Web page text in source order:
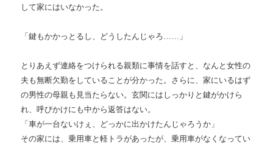
して家にはいなかった。
「鍵もかかっとるし、どうしたんじゃろ……」
とりあえず連絡をつけられる親類に事情を話すと、なんと女性の
夫も無断欠勤をしていることが分かった。さらに、家にいるはず
の男性の母親も見当たらない。玄関にはしっかりと鍵がかけら
れ、呼びかけにも中から返答はない。
「車が一台ないけぇ、どっかに出かけたんじゃろうか」
その家には、乗用車と軽トラがあったが、乗用車がなくなってい